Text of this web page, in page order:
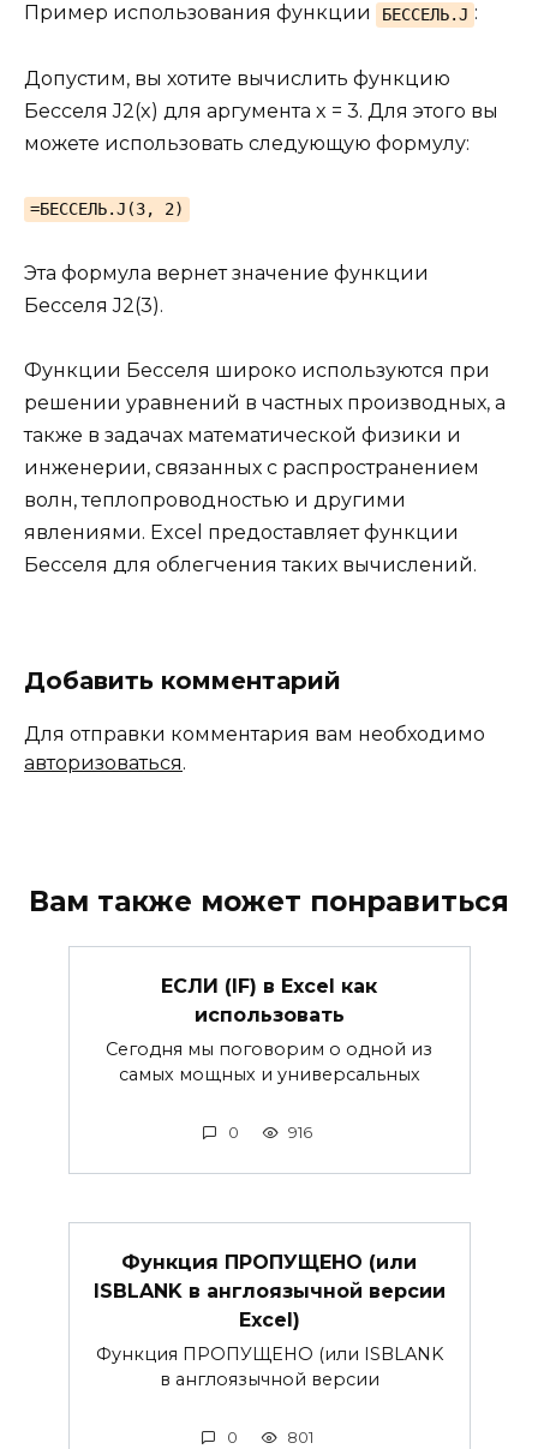
Пример использования функции БЕССЕЛЬ.J :
Допустим, вы хотите вычислить функцию
Бесселя J2(x) для аргумента x = 3. Для этого вы
можете использовать следующую формулу:
=БЕССЕЛЬ.J(3, 2)
Эта формула вернет значение функции
Бесселя J2(3).
Функции Бесселя широко используются при
решении уравнений в частных производных, а
также в задачах математической физики и
инженерии, связанных с распространением
волн, теплопроводностью и другими
явлениями. Excel предоставляет функции
Бесселя для облегчения таких вычислений.
Добавить комментарий
Для отправки комментария вам необходимо
авторизоваться.
Вам также может понравиться
ЕСЛИ (IF) в Excel как
использовать
Сегодня мы поговорим о одной из
самых мощных и универсальных
0 916
Функция ПРОПУЩЕНО (или
ISBLANK в англоязычной версии
Excel)
Функция ПРОПУЩЕНО (или ISBLANK
в англоязычной версии
0 801